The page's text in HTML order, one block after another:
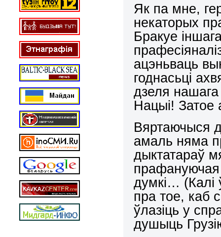
Як па мне,
некаторых
Бракуе
ацэньваць
годнасьці
дзеля
Нацыі!
Вяртаючыся
амаль няма
дыктатараў
прафануючая
думкі… (Калі
пра тое, каб
ўлазіць у
душыць